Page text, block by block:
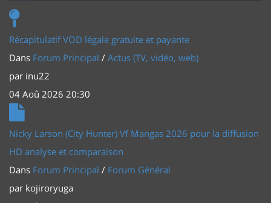
Récapitulatif VOD légale gratuite et payante
Dans Forum Principal / Actus (TV, vidéo, web)
par inu22
04 Aoû 2026 20:30
Nicky Larson (City Hunter) Vf Mangas 2026 pour la diffusion
HD analyse et comparaison
Dans Forum Principal / Forum Général
par kojiroryuga